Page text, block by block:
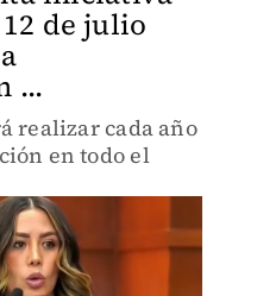
de julio
...
realizar cada año
en todo el